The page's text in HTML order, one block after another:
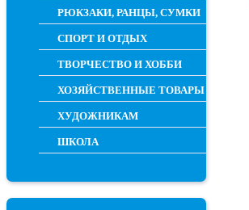
РЮКЗАКИ, РАНЦЫ, СУМКИ
СПОРТ И ОТДЫХ
ТВОРЧЕСТВО И ХОББИ
ХОЗЯЙСТВЕННЫЕ ТОВАРЫ
ХУДОЖНИКАМ
ШКОЛА